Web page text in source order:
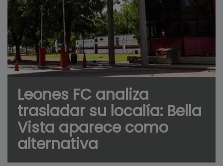
Leones FC analiza
trasladar su localía: Bella
Vista aparece como
alternativa